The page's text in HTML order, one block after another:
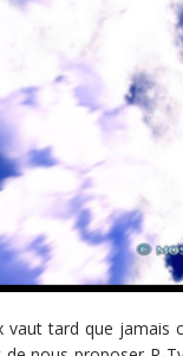
vaut tard que jamais